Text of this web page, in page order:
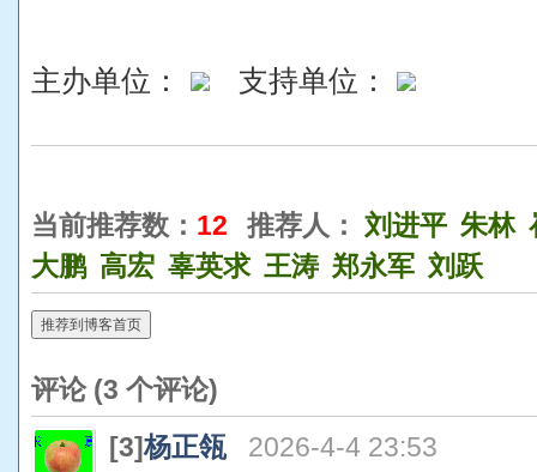
主办单位： 支持单位：
当前推荐数： 12 推荐人： 刘进平 朱林
大鹏 高宏 辜英求 王涛 郑永军 刘跃
推荐到博客首页
评论 (3 个评论)
[3]杨正瓴
2026-4-4 23:53